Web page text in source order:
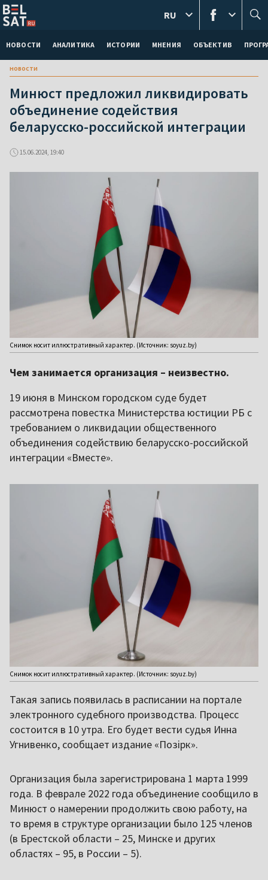
НОВОСТИ АНАЛИТИКА ИСТОРИИ МНЕНИЯ ОБЪЕКТИВ
RU
новости
Минюст предложил ликвидировать
объединение содействия
беларусско-российской интеграции
15.06.2024, 19:40
Снимок носит иллюстративный характер. (Источник: soyuz.by)
Чем занимается организация – неизвестно.
19 июня в Минском городском суде будет
рассмотрена повестка Министерства юстиции РБ с
требованием о ликвидации общественного
объединения содействию беларусско-российской
интеграции «Вместе».
Снимок носит иллюстративный характер. (Источник: soyuz.by)
Такая запись появилась в расписании на портале
электронного судебного производства. Процесс
состоится в 10 утра. Его будет вести судья Инна
Угнивенко, сообщает издание «Позірк».
Организация была зарегистрирована 1 марта 1999
года. В феврале 2022 года объединение сообщило в
Минюст о намерении продолжить свою работу, на
то время в структуре организации было 125 членов
(в Брестской области – 25, Минске и других
областях – 95, в России – 5).